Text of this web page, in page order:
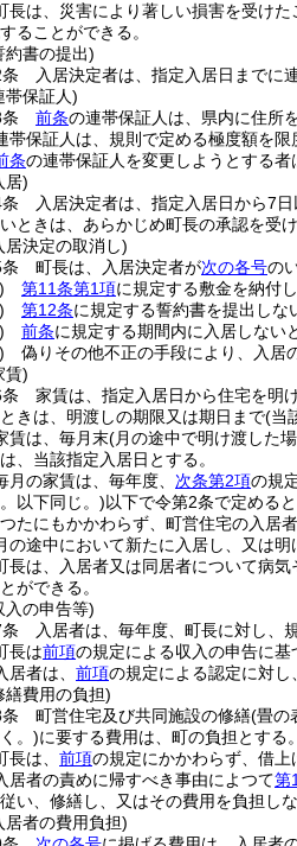
長は、災害により著しい損害を受け
ることができる。
約書の提出)
入居決定者は、指定入居日までに
帯保証人)
前条の連帯保証人は、県内に住所
帯保証人は、規則で定める極度額を限
条の連帯保証人を変更しようとする者
居)
入居決定者は、指定入居日から7
ときは、あらかじめ町長の承認を受
居決定の取消し)
町長は、入居決定者が次の各号の
第11条第1項に規定する敷金を納付し
第12条に規定する誓約書を提出しな
前条に規定する期間内に入居しない
偽りその他不正の手段により、入居
賃)
家賃は、指定入居日から住宅を明
きは、明渡しの期限又は期日まで(当
賃は、毎月末(月の途中で明け渡した
、当該指定入居日とする。
月の家賃は、毎年度、 次条第2項の規
以下同じ。)以下で令第2条で定める
たにもかかわらず、町営住宅の入居
の途中において新たに入居し、又は
長は、入居者又は同居者について病
ができる。
入の申告等)
入居者は、毎年度、町長に対し、
長は前項の規定による収入の申告に基
居者は、 前項の規定による認定に対し
繕費用の負担)
町営住宅及び共同施設の修繕(畳の
。)に要する費用は、町の負担とする。
長は、 前項の規定にかかわらず、借上
居者の責めに帰すべき事由によつて第
い、修繕し、又はその費用を負担し
居者の費用負担)